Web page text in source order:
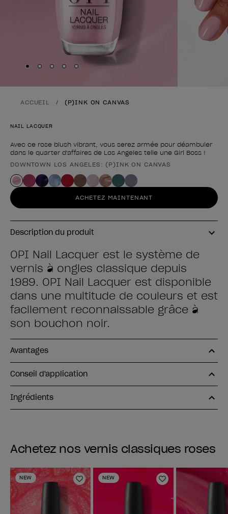
Skip to slide
Skip to slide
Skip to slide
Skip to slide
Skip to slide
ACCUEIL (P)INK ON CANVAS
NAIL LACQUER
Avec ce rose blush vibrant, vous serez armée pour déambuler
dans le quarter d'affaires de Los Angeles telle une Girl Boss !
Forme du produit
DOWNTOWN LOS ANGELES: (P)INK ON CANVAS
ACHETEZ MAINTENANT
Description du produit
OPI Nail Lacquer est le système de
vernis à ongles classique depuis
1989. OPI Nail Lacquer est disponible
dans une multitude de couleurs et est
facilement reconnaissable grâce à
son bouchon noir.
Avantages
Conseil d'application
Ingrédients
Achetez nos vernis classiques roses
NEW
Ajouter aux favoris
NEW
Ajouter aux